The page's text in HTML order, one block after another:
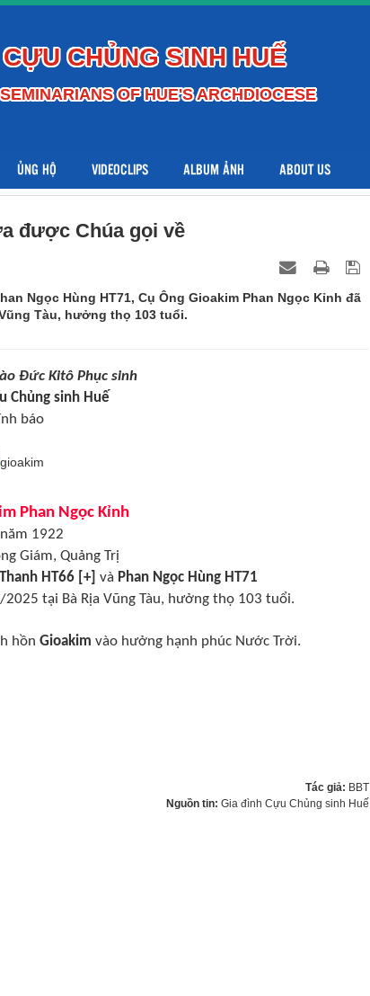
CỰU CHỦNG SINH HUẾ
OF HUE'S ARCHDIOCESE
ỦNG HỘ VIDEOCLIPS ALBUM ẢNH ABOUT US
được Chúa gọi về
Ngọc Hùng HT71, Cụ Ông Gioakim Phan Ngọc Kỉnh đã
Tàu, hưởng thọ 103 tuổi.
Đức Kitô Phục sinh
Chủng sinh Huế
báo
Phan Ngọc Kỉnh
1922
Giám, Quảng Trị
HT66 [+] và Phan Ngọc Hùng HT71
tại Bà Rịa Vũng Tàu, hưởng thọ 103 tuổi.
hồn Gioakim vào hưởng hạnh phúc Nước Trời.
Tác giả: BBT
Nguồn tin: Gia đình Cựu Chủng sinh Huế